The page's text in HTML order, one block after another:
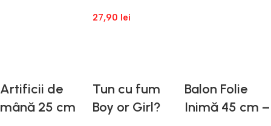
Reveal
27,90 lei
Artificii de
mână 25 cm
Tun cu fum
Boy or Girl?
Balon Folie
Inimă 45 cm –